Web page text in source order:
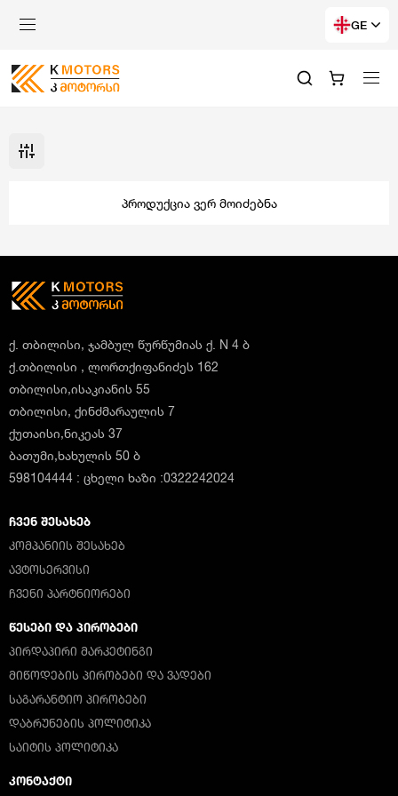
GE
პროდუქცია ვერ მოიძებნა
ქ. თბილისი, ჯამბულ წურწუმიას ქ. N 4 ბ
ქ.თბილისი , ლორთქიფანიძეს 162
თბილისი,ისაკიანის 55
თბილისი, ქინძმარაულის 7
ქუთაისი,ნიკეას 37
ბათუმი,ხახულის 50 ბ
598104444 : ცხელი ხაზი :0322242024
ᲩᲕᲔᲜ ᲨᲔᲡᲐᲮᲔᲑ
ᲙᲝᲛᲞᲐᲜᲘᲘᲡ ᲨᲔᲡᲐᲮᲔᲑ
ᲐᲕᲢᲝᲡᲔᲠᲕᲘᲡᲘ
ᲩᲕᲔᲜᲘ ᲞᲐᲠᲢᲜᲘᲝᲠᲔᲑᲘ
ᲬᲔᲡᲔᲑᲘ ᲓᲐ ᲞᲘᲠᲝᲑᲔᲑᲘ
ᲞᲘᲠᲓᲐᲞᲘᲠᲘ ᲛᲐᲠᲙᲔᲢᲘᲜᲒᲘ
ᲛᲘᲬᲝᲓᲔᲑᲘᲡ ᲞᲘᲠᲝᲑᲔᲑᲘ ᲓᲐ ᲕᲐᲓᲔᲑᲘ
ᲡᲐᲒᲐᲠᲐᲜᲢᲘᲝ ᲞᲘᲠᲝᲑᲔᲑᲘ
ᲓᲐᲑᲠᲣᲜᲔᲑᲘᲡ ᲞᲝᲚᲘᲢᲘᲙᲐ
ᲡᲐᲘᲢᲘᲡ ᲞᲝᲚᲘᲢᲘᲙᲐ
ᲙᲝᲜᲢᲐᲥᲢᲘ